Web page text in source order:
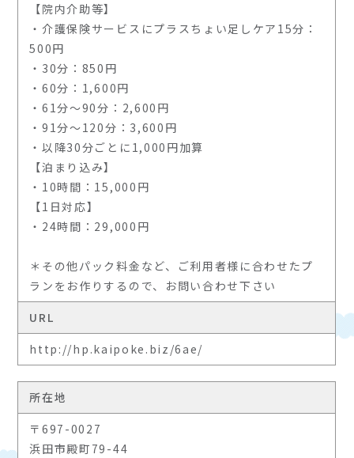
【院内介助等】
・介護保険サービスにプラスちょい足しケア15分：
500円
・30分：850円
・60分：1,600円
・61分～90分：2,600円
・91分～120分：3,600円
・以降30分ごとに1,000円加算
【泊まり込み】
・10時間：15,000円
【1日対応】
・24時間：29,000円
＊その他パック料金など、ご利用者様に合わせたプ
ランをお作りするので、お問い合わせ下さい
URL
http://hp.kaipoke.biz/6ae/
所在地
〒697-0027
浜田市殿町79-44